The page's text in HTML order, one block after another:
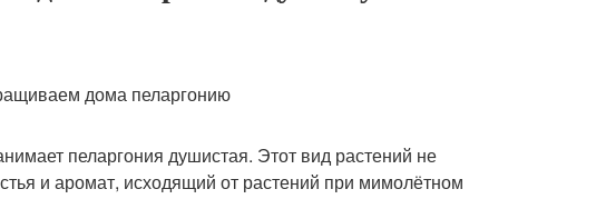
пеларгония душистая. Этот вид растений не
и аромат, исходящий от растений при мимолётном